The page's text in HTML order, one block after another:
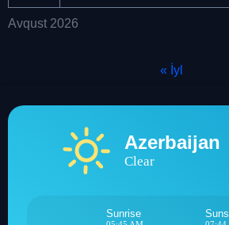
Avqust 2026
« İyl
Azerbaijan
Clear
Sunrise